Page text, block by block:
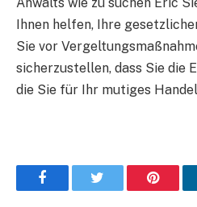
Anwalts wie zu suchen Eric
Ihnen helfen, Ihre
Sie vor
sicherzustellen, dass Sie die
die Sie für Ihr mutiges
Facebook